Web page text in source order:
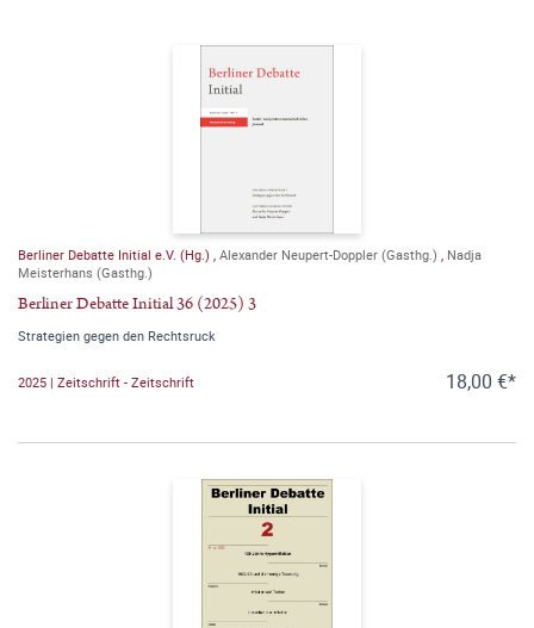
Berliner Debatte Initial e.V. (Hg.) , Alexander Neupert-Doppler (Gasthg.) , Nadja
Meisterhans (Gasthg.)
Berliner Debatte Initial 36 (2025) 3
Strategien gegen den Rechtsruck
2025 | Zeitschrift - Zeitschrift 18,00 €*